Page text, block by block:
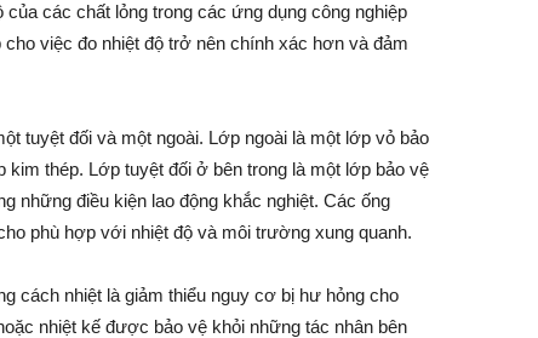
các chất lỏng trong các ứng dụng công nghiệp
việc đo nhiệt độ trở nên chính xác hơn và đảm
tuyệt đối và một ngoài. Lớp ngoài là một lớp vỏ bảo
thép. Lớp tuyệt đối ở bên trong là một lớp bảo vệ
những điều kiện lao động khắc nghiệt. Các ống
phù hợp với nhiệt độ và môi trường xung quanh.
cách nhiệt là giảm thiểu nguy cơ bị hư hỏng cho
nhiệt kế được bảo vệ khỏi những tác nhân bên